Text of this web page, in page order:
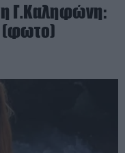
η Γ.Καληφώνη:
(φωτο)